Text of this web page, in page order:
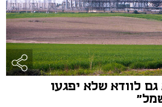
לוודא שלא יפגעו